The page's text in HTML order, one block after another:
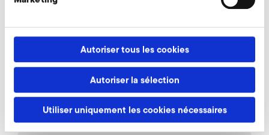
Autoriser tous les cookies
Autoriser la sélection
Utiliser uniquement les cookies nécessaires
AirKnife
Valves d'étranglement
Raccords de décharge